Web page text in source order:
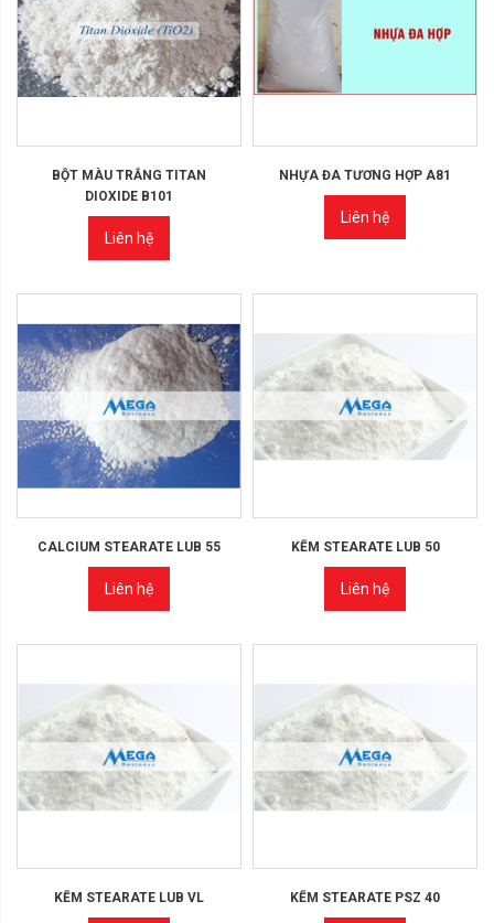
BỘT MÀU TRẮNG TITAN
DIOXIDE B101
Liên hệ
NHỰA ĐA TƯƠNG HỢP A81
Liên hệ
CALCIUM STEARATE LUB 55
Liên hệ
KẼM STEARATE LUB 50
Liên hệ
KẼM STEARATE LUB VL KẼM STEARATE PSZ 40